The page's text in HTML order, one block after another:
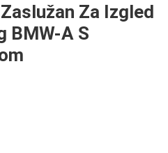
Za Izgled
BMW-A S